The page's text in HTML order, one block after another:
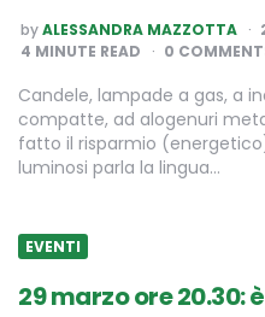
POSTED
BY
byALESSANDRA MAZZOTTA
4 MINUTE READ 0
Candele, lampade a gas, a
compatte, ad alogenuri
fatto il risparmio
luminosi parla la lingua…
EVENTI
29 marzo ore 20.30: